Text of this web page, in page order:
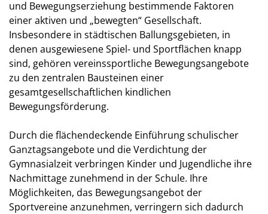
und Bewegungserziehung bestimmende Faktoren
einer aktiven und „bewegten“ Gesellschaft.
Insbesondere in städtischen Ballungsgebieten, in
denen ausgewiesene Spiel- und Sportflächen knapp
sind, gehören vereinssportliche Bewegungsangebote
zu den zentralen Bausteinen einer
gesamtgesellschaftlichen kindlichen
Bewegungsförderung.
Durch die flächendeckende Einführung schulischer
Ganztagsangebote und die Verdichtung der
Gymnasialzeit verbringen Kinder und Jugendliche ihre
Nachmittage zunehmend in der Schule. Ihre
Möglichkeiten, das Bewegungsangebot der
Sportvereine anzunehmen, verringern sich dadurch